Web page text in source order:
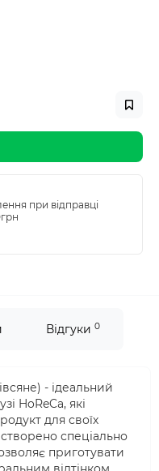
при відправці
Відгуки 0
- ідеальний
HoReCa, які
для своїх
спеціально
приготувати